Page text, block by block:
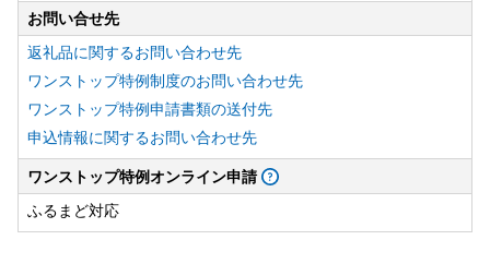
お問い合せ先
返礼品に関するお問い合わせ先
ワンストップ特例制度のお問い合わせ先
ワンストップ特例申請書類の送付先
申込情報に関するお問い合わせ先
ワンストップ特例オンライン申請
ふるまど対応